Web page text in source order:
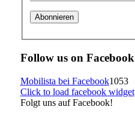
Follow us on Facebook
Mobilista bei Facebook1053
Click to load facebook widget
Folgt uns auf Facebook!